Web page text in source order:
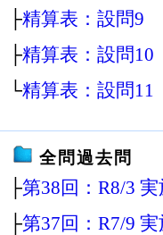
├精算表：設問9
├精算表：設問10
└精算表：設問11
全問過去問
├第38回：R8/3 実
├第37回：R7/9 実